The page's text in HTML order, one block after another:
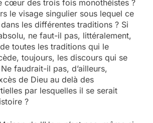
cœur des trois fois monothéistes ?
le visage singulier sous lequel ce
les différentes traditions ? Si
ne faut-il pas, littéralement,
de toutes les traditions qui le
toujours, les discours qui se
faudrait-il pas, d’ailleurs,
de Dieu au delà des
par lesquelles il se serait
?